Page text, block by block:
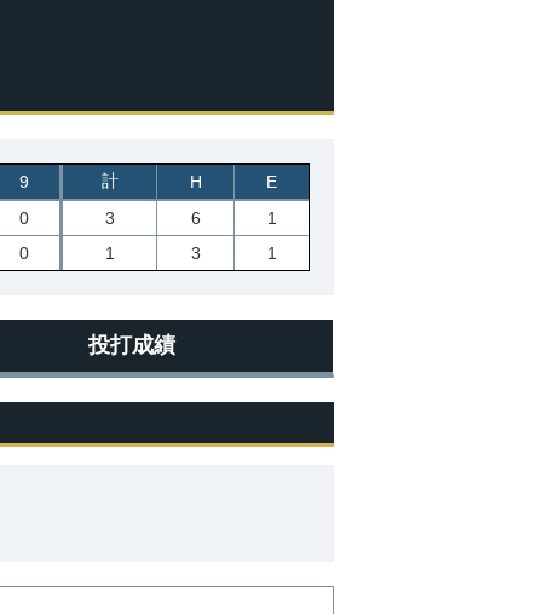
9 計 H
E
0
3 6
1
0
1 3 1
投打成績